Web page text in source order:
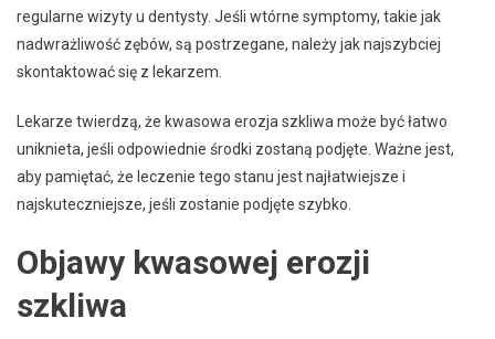
regularne wizyty u dentysty. Jeśli wtórne symptomy, takie jak
nadwrażliwość zębów, są postrzegane, należy jak najszybciej
skontaktować się z lekarzem.
Lekarze twierdzą, że kwasowa erozja szkliwa może być łatwo
uniknieta, jeśli odpowiednie środki zostaną podjęte. Ważne jest,
aby pamiętać, że leczenie tego stanu jest najłatwiejsze i
najskuteczniejsze, jeśli zostanie podjęte szybko.
Objawy kwasowej erozji
szkliwa